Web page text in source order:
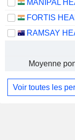
Moyenne
Voir toutes les